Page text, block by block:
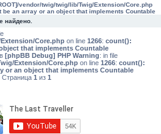
vendor/twig/twig/lib/Twig/Extension/Core.php
be an array or an object that implements Countable
найдено.
Core.php on line 1266: count():
that implements Countable
[phpBB Debug] PHP Warning: in file
Extension/Core.phpon line 1266: count():
or an object that implements Countable
Страница 1 из 1